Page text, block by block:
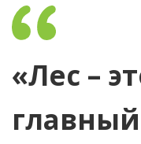
«Лес –